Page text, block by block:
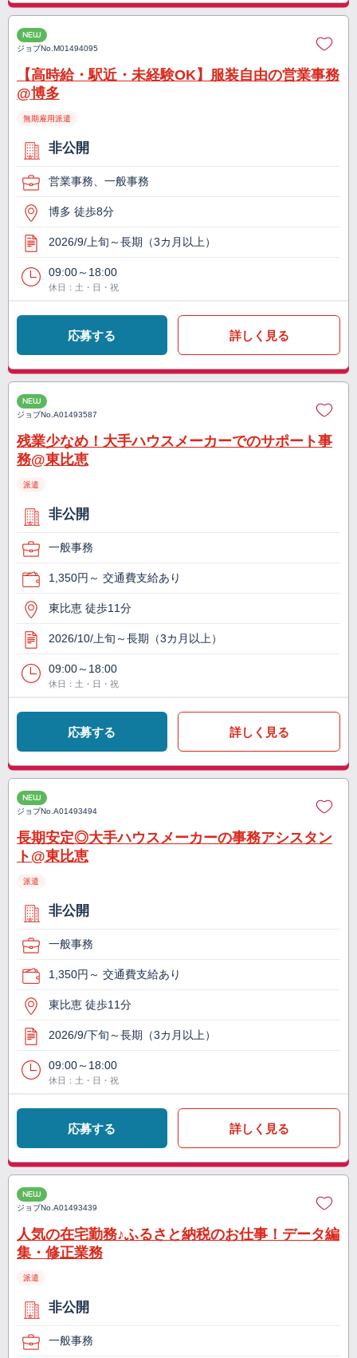
NEW
ジョブNo.M01494095
【高時給・駅近・未経験OK】服装自由の営業事務
@博多
無期雇用派遣
非公開
営業事務、一般事務
博多 徒歩8分
2026/9/上旬～長期（3カ月以上）
09:00～18:00
休日：土・日・祝
応募する 詳しく見る
NEW
ジョブNo.A01493587
残業少なめ！大手ハウスメーカーでのサポート事
務@東比恵
派遣
非公開
一般事務
1,350円～ 交通費支給あり
東比恵 徒歩11分
2026/10/上旬～長期（3カ月以上）
09:00～18:00
休日：土・日・祝
応募する 詳しく見る
NEW
ジョブNo.A01493494
長期安定◎大手ハウスメーカーの事務アシスタン
ト@東比恵
派遣
非公開
一般事務
1,350円～ 交通費支給あり
東比恵 徒歩11分
2026/9/下旬～長期（3カ月以上）
09:00～18:00
休日：土・日・祝
応募する 詳しく見る
NEW
ジョブNo.A01493439
人気の在宅勤務♪ふるさと納税のお仕事！データ編
集・修正業務
派遣
非公開
一般事務